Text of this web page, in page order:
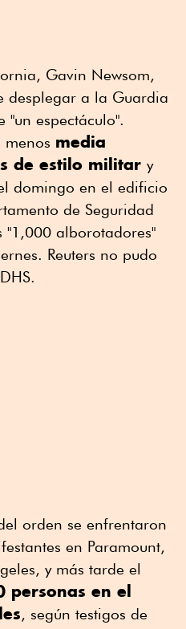
Gavin Newsom,
desplegar a la Guardia
espectáculo".
menos media
de estilo militar y
domingo en el edificio
de Seguridad
alborotadores"
Reuters no pudo
orden se enfrentaron
en Paramount,
y más tarde el
personas en el
, según testigos de